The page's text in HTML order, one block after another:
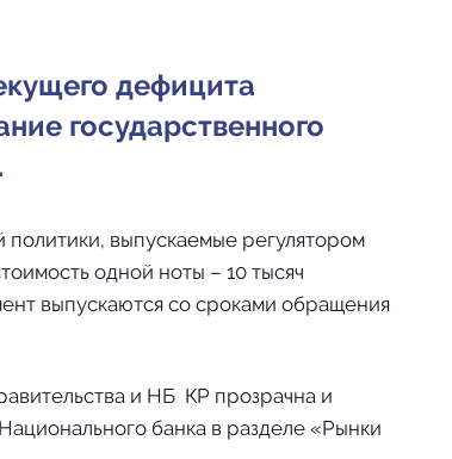
дефицита
государственного
выпускаемые регулятором
одной ноты – 10 тысяч
выпускаются со сроками обращения
и НБ КР прозрачна и
банка в разделе «Рынки